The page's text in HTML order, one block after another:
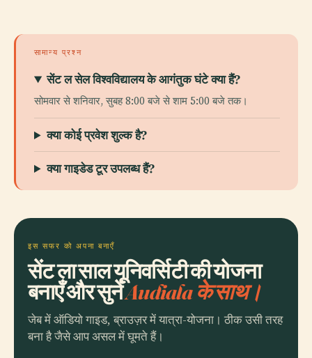
सामान्य प्रश्न
सेंट ल सेल विश्वविद्यालय के आगंतुक घंटे क्या हैं?
सोमवार से शनिवार, सुबह 8:00 बजे से शाम 5:00 बजे तक।
क्या कोई प्रवेश शुल्क है?
क्या गाइडेड टूर उपलब्ध हैं?
इस सफर को अपना बनाएँ
सेंट ला साल यूनिवर्सिटी की योजना
बनाएँ और सुनेंAudiala के साथ।
जेब में ऑडियो गाइड, ब्राउज़र में यात्रा-योजना। ठीक उसी तरह
बना है जैसे आप असल में घूमते हैं।